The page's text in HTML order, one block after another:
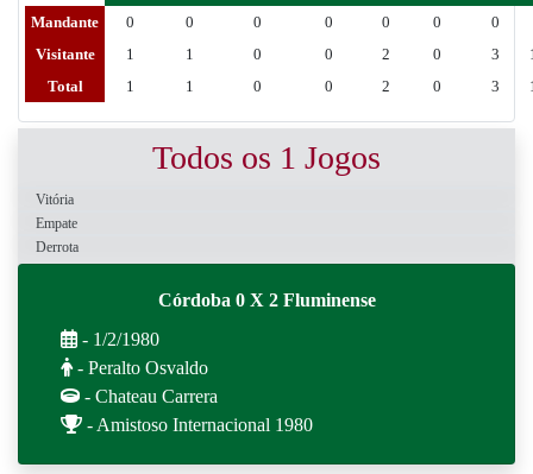
Mandante 0 0 0 0 0 0
0
Visitante
1 1 0 0 2 0 3
Total
1 1 0 0 2 0 3
Todos os 1 Jogos
Vitória
Empate
Derrota
Córdoba 0 X 2 Fluminense
- 1/2/1980
- Peralto Osvaldo
- Chateau Carrera
- Amistoso Internacional 1980